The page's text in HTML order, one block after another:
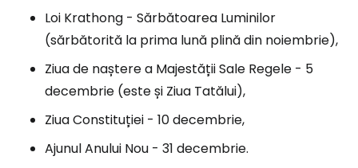
Loi Krathong - Sărbătoarea Luminilor
(sărbătorită la prima lună plină din noiembrie),
Ziua de naștere a Majestății Sale Regele - 5
decembrie (este și Ziua Tatălui),
Ziua Constituției - 10 decembrie,
Ajunul Anului Nou - 31 decembrie.